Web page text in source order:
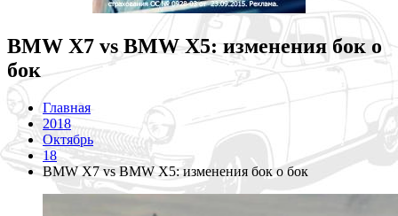
BMW X7 vs BMW X5: изменения бок о
бок
Главная
2018
Октябрь
18
BMW X7 vs BMW X5: изменения бок о бок